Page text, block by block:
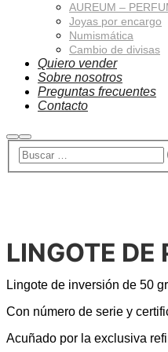
AUREUM –
Joyas por encargo
Numismática
Cambio de divisas
Quiero vender
Sobre nosotros
Preguntas frecuentes
Contacto
LINGOTE
Lingote de inversión de 50
Con número de serie y
Acuñado por la exclusiva